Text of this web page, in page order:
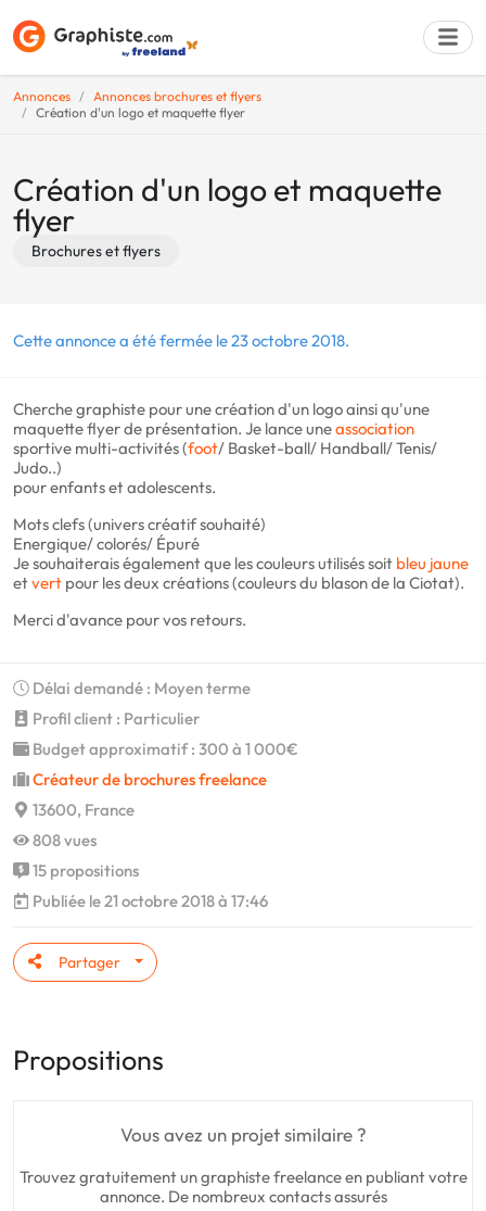
Annonces
Annonces brochures et flyers
Création d'un logo et maquette flyer
Création d'un logo et maquette
flyer
Brochures et flyers
Cette annonce a été fermée le 23 octobre 2018.
Cherche graphiste pour une création d'un logo ainsi qu'une
maquette flyer de présentation. Je lance uneassociation
sportive multi-activités (foot/ Basket-ball/ Handball/ Tenis/
Judo..)
pour enfants et adolescents.
Mots clefs (univers créatif souhaité)
Energique/ colorés/ Épuré
Je souhaiterais également que les couleurs utilisés soit bleu jaune
etvert pour les deux créations (couleurs du blason de la Ciotat).
Merci d'avance pour vos retours.
Délai demandé : Moyen terme
Profil client : Particulier
Budget approximatif : 300 à 1 000€
Créateur de brochures freelance
13600, France
808 vues
15 propositions
Publiée le 21 octobre 2018 à 17:46
Partager
Propositions
Vous avez un projet similaire ?
Trouvez gratuitement un graphiste freelance en publiant votre
annonce. De nombreux contacts assurés